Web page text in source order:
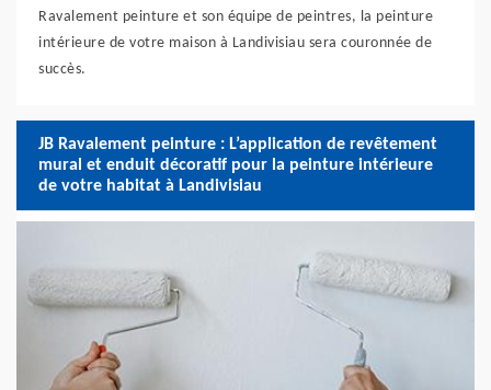
Ravalement peinture et son équipe de peintres, la peinture
intérieure de votre maison à Landivisiau sera couronnée de
succès.
JB Ravalement peinture : L’application de revêtement
mural et enduit décoratif pour la peinture intérieure
de votre habitat à Landivisiau